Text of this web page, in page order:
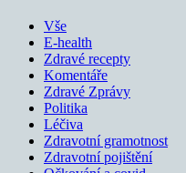
Vše
E-health
Zdravé recepty
Komentáře
Zdravé Zprávy
Politika
Léčiva
Zdravotní gramotnost
Zdravotní pojištění